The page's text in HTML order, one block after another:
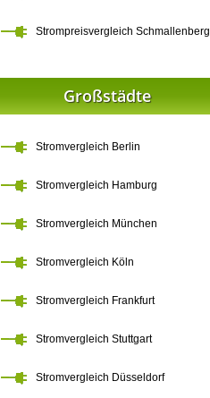
Strompreisvergleich Schmallenberg
Großstädte
Stromvergleich Berlin
Stromvergleich Hamburg
Stromvergleich München
Stromvergleich Köln
Stromvergleich Frankfurt
Stromvergleich Stuttgart
Stromvergleich Düsseldorf